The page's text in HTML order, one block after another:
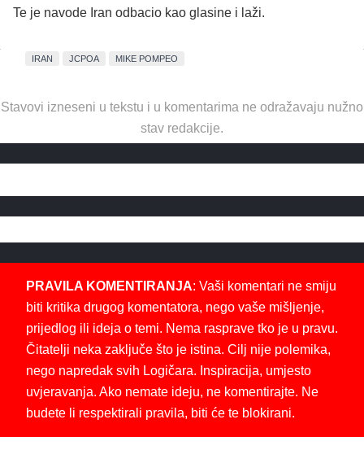
Te je navode Iran odbacio kao glasine i laži.
IRAN JCPOA MIKE POMPEO
Stavovi izneseni u tekstu i u komentarima ne odražavaju nužno
stav redakcije.
PRAVILA KOMENTIRANJA: Vaši komentari ne smiju
biti kritika drugog komentatora, nego vaše mišljenje,
prijedlog ili ideja o temi. Nema rasprave tko je u pravu.
Čitatelji neka zaključe što je istina. Cilj nije polemika,
nego napredak svih Logičara. Inspiracija, umjesto
uvjeravanja. Ako nemate ideju, ne komentirajte. Ne
budete li respektirali pravila, biti će te blokirani.